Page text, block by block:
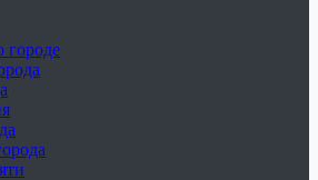
городе